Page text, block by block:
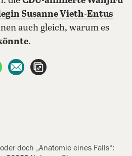
Susanne Vieth-Entus
auch gleich, warum es
.
teilen
teilen
per WhatsApp teilen
per E-Mail teilen
doch „Anatomie eines Falls“: